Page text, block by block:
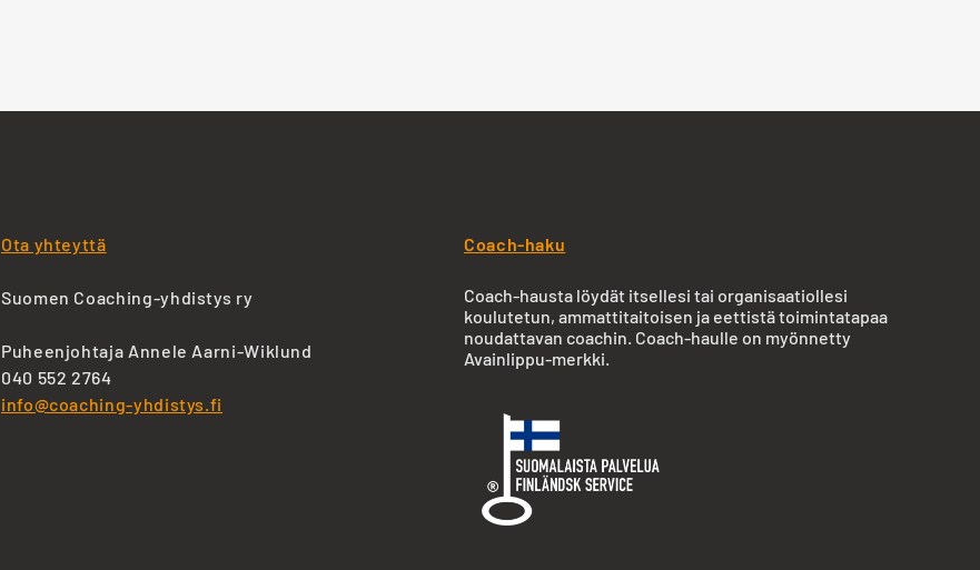
Ota yhteyttä
Suomen Coaching-yhdistys ry
Puheenjohtaja Annele Aarni-Wiklund
040 552 2764
info@coaching-yhdistys.fi
Coach-haku
Coach-hausta löydät itsellesi tai organisaatiollesi
koulutetun, ammattitaitoisen ja eettistä toimintatapaa
noudattavan coachin. Coach-haulle on myönnetty
Avainlippu-merkki.